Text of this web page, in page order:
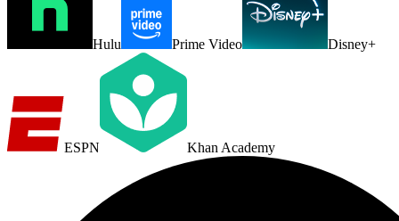
Hulu Prime Video Disney+
ESPN Khan Academy